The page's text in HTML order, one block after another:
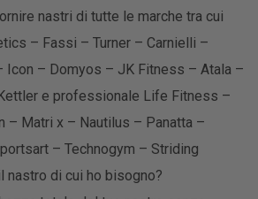
nastri di tutte le marche tra cui
– Fassi – Turner – Carnielli –
Icon – Domyos – JK Fitness – Atala –
e professionale Life Fitness –
– Matri x – Nautilus – Panatta –
– Technogym – Striding
nastro di cui ho bisogno?